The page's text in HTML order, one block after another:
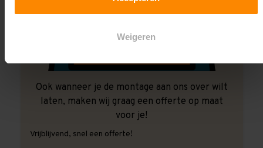
Weigeren
Ook wanneer je de montage aan ons over wilt
laten, maken wij graag een offerte op maat
voor je!
Vrijblijvend, snel een offerte!